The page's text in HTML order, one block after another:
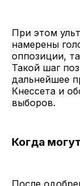
При этом
намерены
оппозиции,
Такой шаг
дальнейшее
Кнессета и
выборов.
Когда
После